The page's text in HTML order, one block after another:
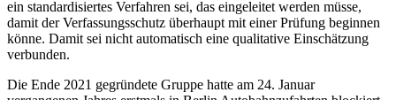
ein standardisiertes Verfahren sei, das eingeleitet werden müsse,
damit der Verfassungsschutz überhaupt mit einer Prüfung beginnen
könne. Damit sei nicht automatisch eine qualitative Einschätzung
verbunden.
Die Ende 2021 gegründete Gruppe hatte am 24. Januar